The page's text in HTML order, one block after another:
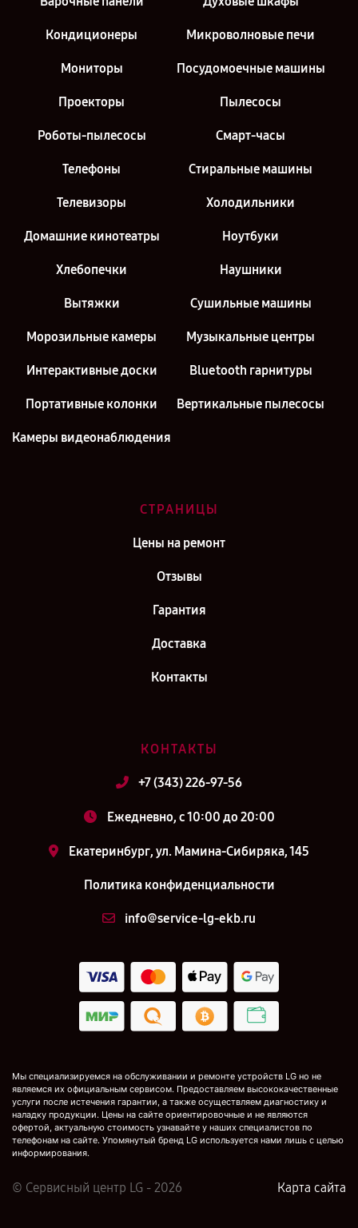
Кондиционеры Микроволновые печи
Мониторы Посудомоечные машины
Проекторы Пылесосы
Роботы-пылесосы Смарт-часы
Телефоны Стиральные машины
Телевизоры Холодильники
Домашние кинотеатры Ноутбуки
Хлебопечки Наушники
Вытяжки Сушильные машины
Морозильные камеры Музыкальные центры
Интерактивные доски Bluetooth гарнитуры
Портативные колонки Вертикальные пылесосы
Камеры видеонаблюдения
СТРАНИЦЫ
Цены на ремонт
Отзывы
Гарантия
Доставка
Контакты
КОНТАКТЫ
+7 (343) 226-97-56
Ежедневно, с 10:00 до 20:00
Екатеринбург, ул. Мамина-Сибиряка, 145
Политика конфиденциальности
info@service-lg-ekb.ru
Мы специализируемся на обслуживании и ремонте устройств LG но не
являемся их официальным сервисом. Предоставляем высококачественные
услуги после истечения гарантии, а также осуществляем диагностику и
наладку продукции. Цены на сайте ориентировочные и не являются
офертой, актуальную стоимость узнавайте у наших специалистов по
телефонам на сайте. Упомянутый бренд LG используется нами лишь с целью
информирования.
© Сервисный центр LG - 2026 Карта сайта